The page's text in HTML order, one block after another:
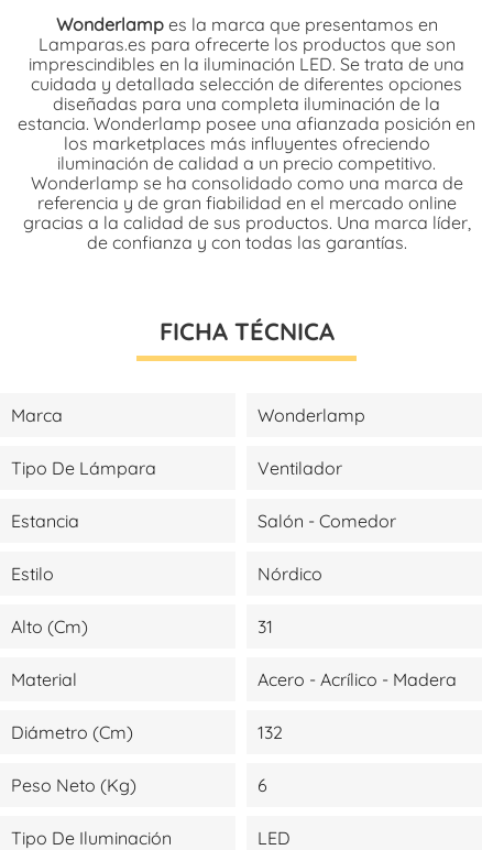
Wonderlampes la marca que presentamos en
Lamparas.es para ofrecerte los productos que son
imprescindibles en la iluminación LED. Se trata de una
cuidada y detallada selección de diferentes opciones
diseñadas para una completa iluminación de la
estancia. Wonderlamp posee una afianzada posición en
los marketplaces más influyentes ofreciendo
iluminación de calidad a un precio competitivo.
Wonderlamp se ha consolidado como una marca de
referencia y de gran fiabilidad en el mercado online
gracias a la calidad de sus productos. Una marca líder,
de confianza y con todas las garantías.
FICHA TÉCNICA
Marca Wonderlamp
Tipo De Lámpara Ventilador
Estancia Salón - Comedor
Estilo Nórdico
Alto (cm) 31
Material Acero - Acrílico - Madera
Diámetro (cm) 132
Peso Neto (kg) 6
Tipo De Iluminación LED